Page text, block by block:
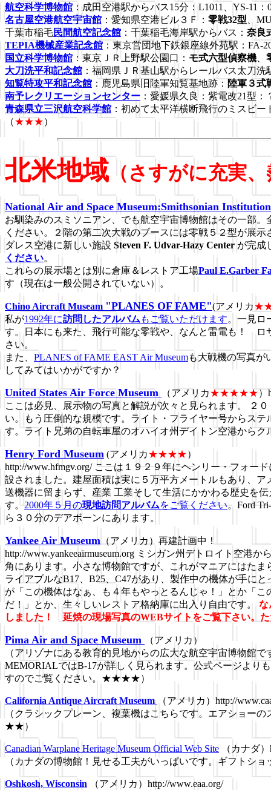
航空科学博物館 ：成田空港駅からバス15分：L1011、YS-11：
名古屋空港航空宇宙館 ：愛知県空港ビル３Ｆ： 零戦32型 、
千葉市稲毛民間航空記念館 ：千葉稲毛海岸駅からバス： 奈良
TEPIA機械産業記念館 ：東京営団地下鉄銀座線外苑駅：FA-
国立科学博物館 ：東京ＪＲ上野駅公園口： モ式六型偵察機
大刀洗平和記念館 ：福岡県ＪＲ基山駅からレールバス太刀洗
知覧特攻平和記念館 ：鹿児島県旧陸軍知覧基地跡： 陸軍３式
南予レクリエーションセンター ：愛媛県久良：紫電改21型：
青森県立三沢航空科学館 ：初めて太平洋横断飛行のミスビ
（★★★）
北米地域 （さすがに充実
National Air and Space Museum:Smithsonian Institution
お馴染みのスミソニアン、でも航空宇宙博物館はその一部
ください。２階の第二次大戦のブースには零戦５２型が展示
ダレス空港に新しい施設 Steven F. Udvar-Hazy Center が完成
ください。
これらの展示場とは別に倉庫＆レストア工場Paul E.Garber
す（現在は一般公開されていない）。
Chino Aircraft Museam "PLANES OF FAME"(アメリカ
私が1992年に訪問したアルバム もご覧いただけます。一見ロ
す。日本にも来た、飛行可能な零戦や、なんと雷電も！ ロ
さい。
また、 PLANES of FAME EAST Air Museumも大戦機の写真が
してみてはいかがですか？
United States Air Force Museum （アメリカ★★★★★）
ここは必見、展示物の写真と解説が次々と見られます。 ２
い。もう圧倒的な規模です。ライト・フライヤー号からス
す。ライト兄弟の自転車屋のオハイオ州デイトン空港から
Henry Ford Museum (アメリカ★★★★）
http://www.hfmgv.org/ ここは１９２９年にヘンリー・フォー
設されました。建屋面積は実に５万平方メートルもあり、
送機器に留まらず、産業 工業そして生活にかかわる歴史を
す。2000年５月の現地訪問アルバムをご覧ください。Ford
ら３０分のデアボーンにあります。
Yankee Air Museum （アメリカ）再建計画中！
http://www.yankeeairmuseum.org ミシガン州デトロイト空港
角にあります。小さな博物館ですが、これがマニアにはた
ライアブルなB17、B25、C47があり、製作中の機体が手に
が「この機体はなぁ、も４年もやっとるんじゃ！」とか「
だ！」とか、生々しいレストア格納庫に出入り自由です。
な
しました！ 延焼の現場写真のWEBサイトをご覧下さい。
Pima Air and Space Museum
（アメリカ）
（アリゾナにある教育的見地からの広大な航空宇宙博物館
MEMORIALではB-17が詳しく見られます。公式ページより
すのでご覧ください。 ★★★★）
California Antique Aircraft Museum
（アメリカ）http://
（クラシックプレーン、複葉機はこちらです。エアショー
★★）
Canadian Warplane Heritage Museum Official Web Site （カナダ
（カナダの博物館！見せる工夫がいっぱいです。ギフトシ
Oshkosh, Wisconsin （アメリカ）http://www.eaa.org/